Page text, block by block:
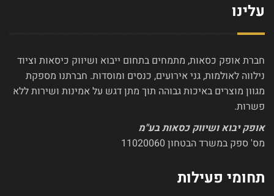
עלינו
חברת אופק כסאות, מתמחים בתחום ייבוא ושיווק כיסאות וציוד
נילווה לאולמות, גני אירועים, כנסים ומוסדות. חברתנו מספקת
מגוון מוצרים באיכות גבוהה תוך מתן דגש על אמינות ושירות ללא
פשרות.
אופק יבוא ושיווק כסאות בע"מ
מס' ספק במשרד הבטחון 11020060
תחומי פעילות